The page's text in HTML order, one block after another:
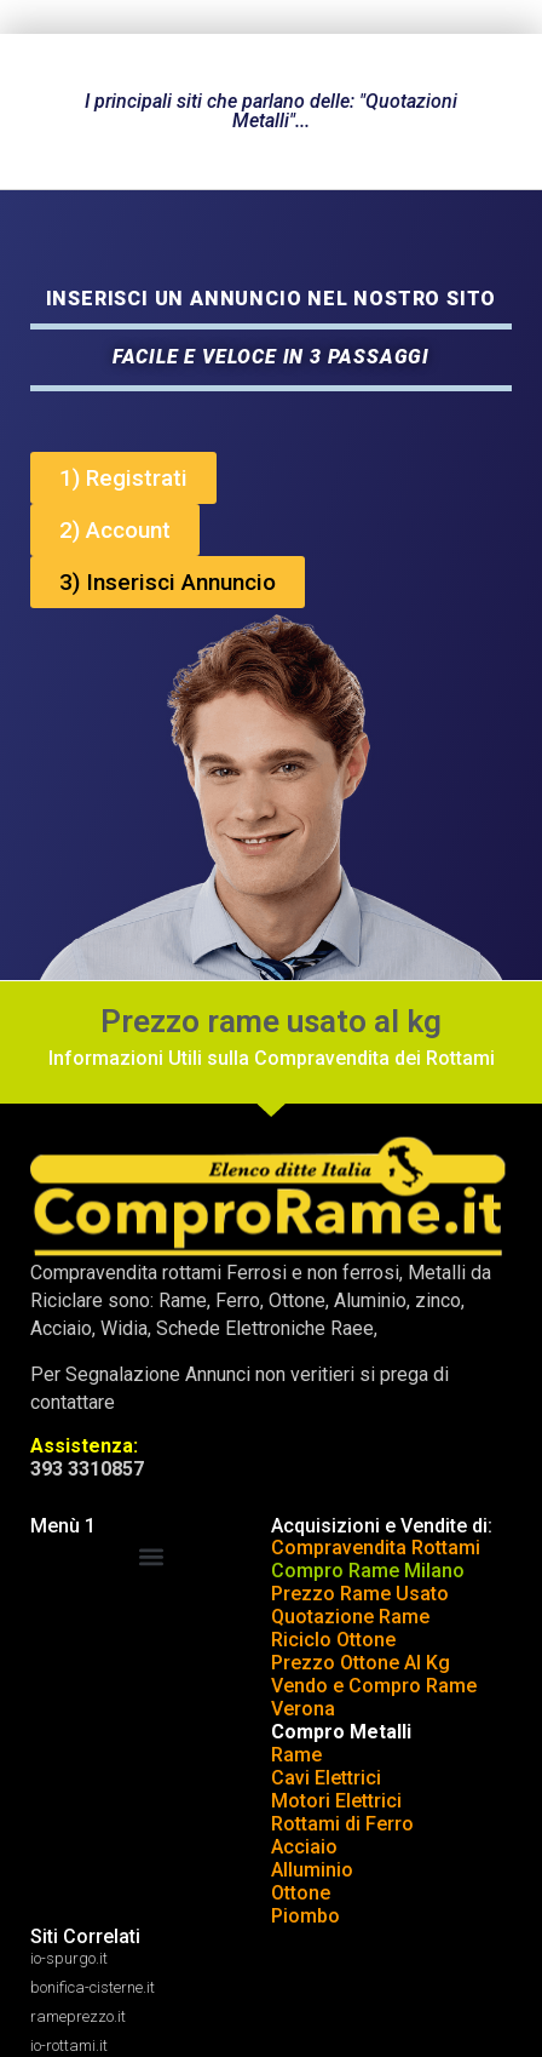
I principali siti che parlano delle: "Quotazioni
Metalli"...
INSERISCI UN ANNUNCIO NEL NOSTRO SITO
FACILE E VELOCE IN 3 PASSAGGI
1) Registrati
2) Account
3) Inserisci Annuncio
Prezzo rame usato al kg
Informazioni Utili sulla Compravendita dei Rottami
Compravendita rottami Ferrosi e non ferrosi, Metalli da
Riciclare sono: Rame, Ferro, Ottone, Aluminio, zinco,
Acciaio, Widia, Schede Elettroniche Raee,
Per Segnalazione Annunci non veritieri si prega di
contattare
Assistenza:
393 3310857
Menù 1
Acquisizioni e Vendite di:
Compravendita Rottami
Compro Rame Milano
Prezzo Rame Usato
Quotazione Rame
Riciclo Ottone
Prezzo Ottone Al Kg
Vendo e Compro Rame
Verona
Compro Metalli
Rame
Cavi Elettrici
Motori Elettrici
Rottami di Ferro
Acciaio
Alluminio
Ottone
Piombo
Siti Correlati
io-spurgo.it
bonifica-cisterne.it
rameprezzo.it
io-rottami.it